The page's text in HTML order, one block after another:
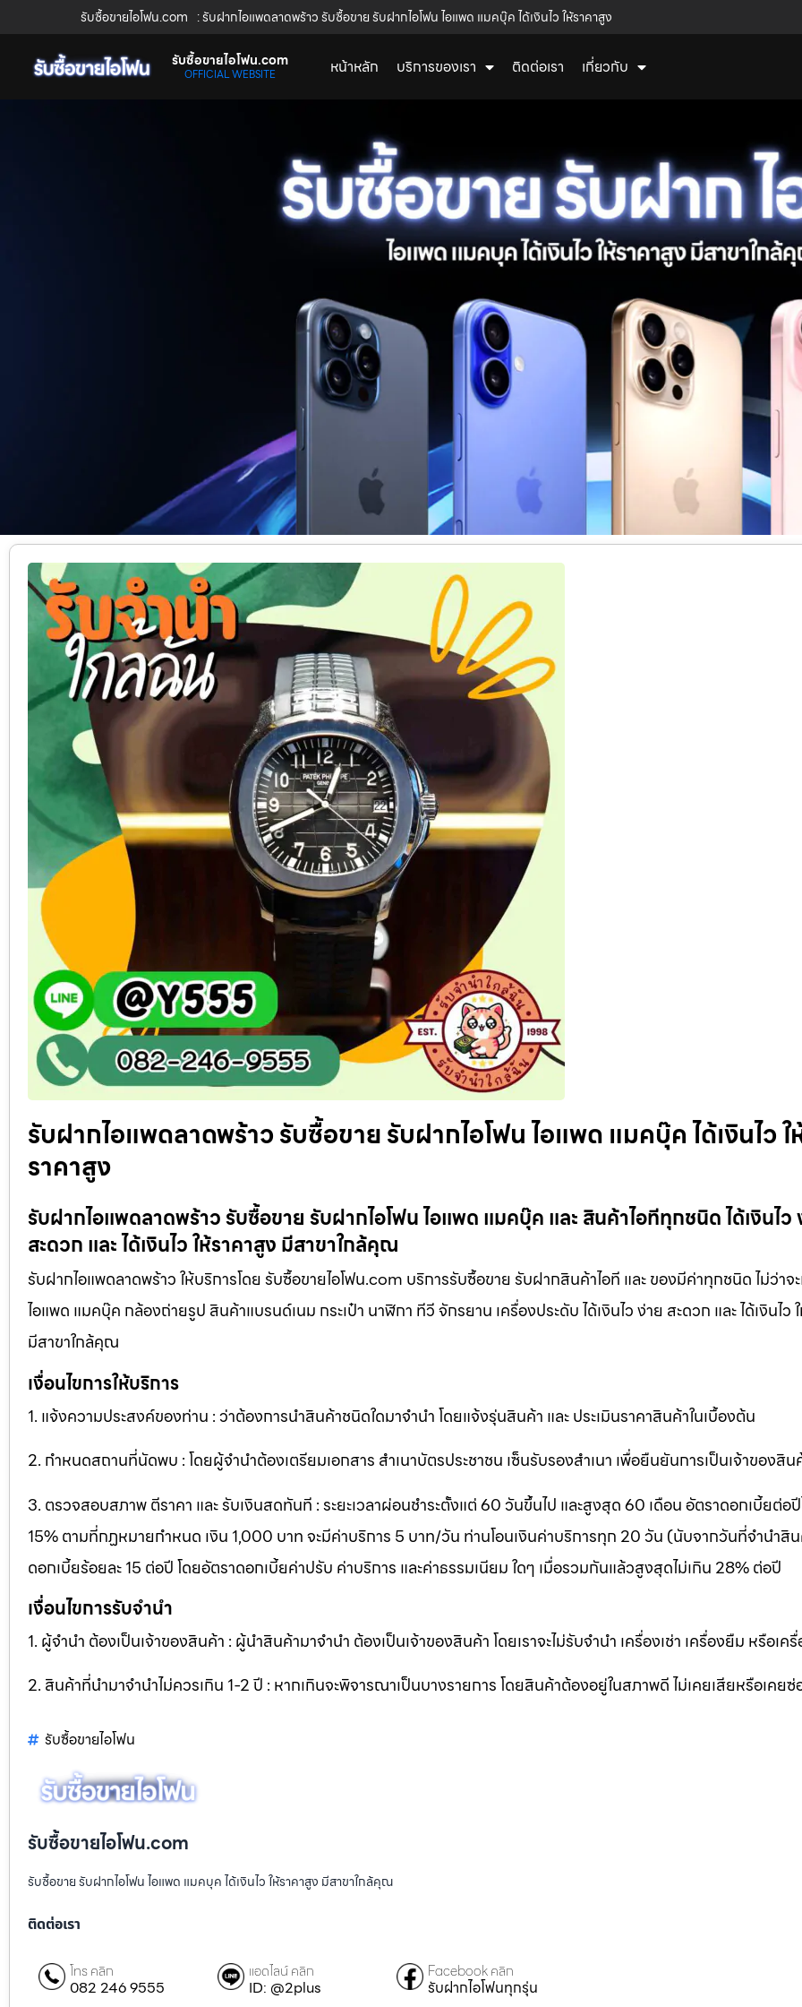
รับซื้อขายไอโฟน.com : รับฝากไอแพดลาดพร้าว รับซื้อขาย รับฝากไอโฟน ไอแพด แมคบุ๊ค ได้เงินไว ให้ราคาสูง
รับซื้อขายไอโฟน.com
OFFICIAL WEBSITE หน้าหลัก บริการของเรา ติดต่อเรา เกี่ยวกับ
รับฝากไอแพดลาดพร้าว รับซื้อขาย รับฝากไอโฟน ไอแพด แมคบุ๊ค ได้เงินไว ใ
ราคาสูง
รับฝากไอแพดลาดพร้าว รับซื้อขาย รับฝากไอโฟน ไอแพด แมคบุ๊ค และ สินค้าไอทีทุกชนิด ได้เงินไว
สะดวก และ ได้เงินไว ให้ราคาสูง มีสาขาใกล้คุณ
รับฝากไอแพดลาดพร้าว ให้บริการโดย รับซื้อขายไอโฟน.com บริการรับซื้อขาย รับฝากสินค้าไอที และ ของมีค่าทุกชนิด ไม่ว่าจะ
ไอแพด แมคบุ๊ค กล้องถ่ายรูป สินค้าแบรนด์เนม กระเป๋า นาฬิกา ทีวี จักรยาน เครื่องประดับ ได้เงินไว ง่าย สะดวก และ ได้เงินไว
มีสาขาใกล้คุณ
เงื่อนไขการให้บริการ
1. แจ้งความประสงค์ของท่าน : ว่าต้องการนำสินค้าชนิดใดมาจำนำ โดยแจ้งรุ่นสินค้า และ ประเมินราคาสินค้าในเบื้องต้น
2. กำหนดสถานที่นัดพบ : โดยผู้จำนำต้องเตรียมเอกสาร สำเนาบัตรประชาชน เซ็นรับรองสำเนา เพื่อยืนยันการเป็นเจ้าของสิน
3. ตรวจสอบสภาพ ตีราคา และ รับเงินสดทันที : ระยะเวลาผ่อนชำระตั้งแต่ 60 วันขึ้นไป และสูงสุด 60 เดือน อัตราดอกเบี้ยต่อ
15% ตามที่กฏหมายกำหนด เงิน 1,000 บาท จะมีค่าบริการ 5 บาท/วัน ท่านโอนเงินค่าบริการทุก 20 วัน (นับจากวันที่จำนำสิ
ดอกเบี้ยร้อยละ 15 ต่อปี โดยอัตราดอกเบี้ยค่าปรับ ค่าบริการ และค่าธรรมเนียม ใดๆ เมื่อรวมกันแล้วสูงสุดไม่เกิน 28% ต่อปี
เงื่อนไขการรับจำนำ
1. ผู้จำนำ ต้องเป็นเจ้าของสินค้า : ผู้นำสินค้ามาจำนำ ต้องเป็นเจ้าของสินค้า โดยเราจะไม่รับจำนำ เครื่องเช่า เครื่องยืม หรือเค
2. สินค้าที่นำมาจำนำไม่ควรเกิน 1-2 ปี : หากเกินจะพิจารณาเป็นบางรายการ โดยสินค้าต้องอยู่ในสภาพดี ไม่เคยเสียหรือเคย
รับซื้อขายไอโฟน
รับซื้อขายไอโฟน.com
รับซื้อขาย รับฝากไอโฟน ไอแพด แมคบุค ได้เงินไว ให้ราคาสูง มีสาขาใกล้คุณ
ติดต่อเรา
โทร คลิก
082 246 9555
แอดไลน์ คลิก
ID: @2plus
Facebook คลิก
รับฝากไอโฟนทุกรุ่น